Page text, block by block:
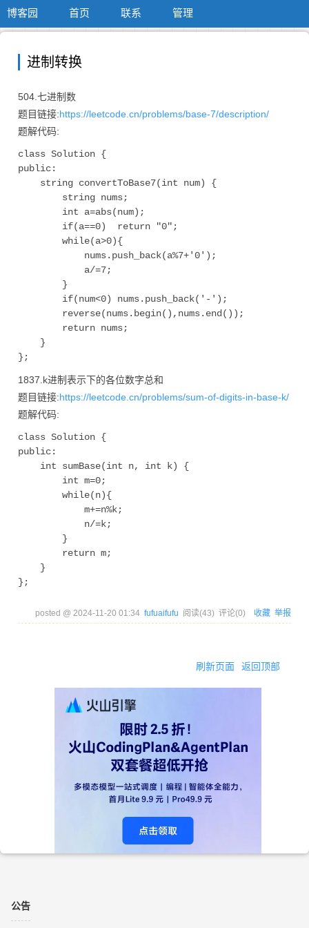
博客园 首页 联系 管理
进制转换
504.七进制数
题目链接:https://leetcode.cn/problems/base-7/description/
题解代码:
class Solution {
public:
    string convertToBase7(int num) {
        string nums;
        int a=abs(num);
        if(a==0)  return "0";
        while(a>0){
            nums.push_back(a%7+'0');
            a/=7;
        }
        if(num<0) nums.push_back('-');
        reverse(nums.begin(),nums.end());
        return nums;
    }
1837.k进制表示下的各位数字总和
题目链接:https://leetcode.cn/problems/sum-of-digits-in-base-k/
题解代码:
class Solution {
public:
    int sumBase(int n, int k) {
        int m=0;
        while(n){
            m+=n%k;
            n/=k;
        }
        return m;
    }
posted @ 2024-11-20 01:34 fufuaifufu 阅读(43) 评论(0) 收藏 举报
刷新页面 返回顶部
公告